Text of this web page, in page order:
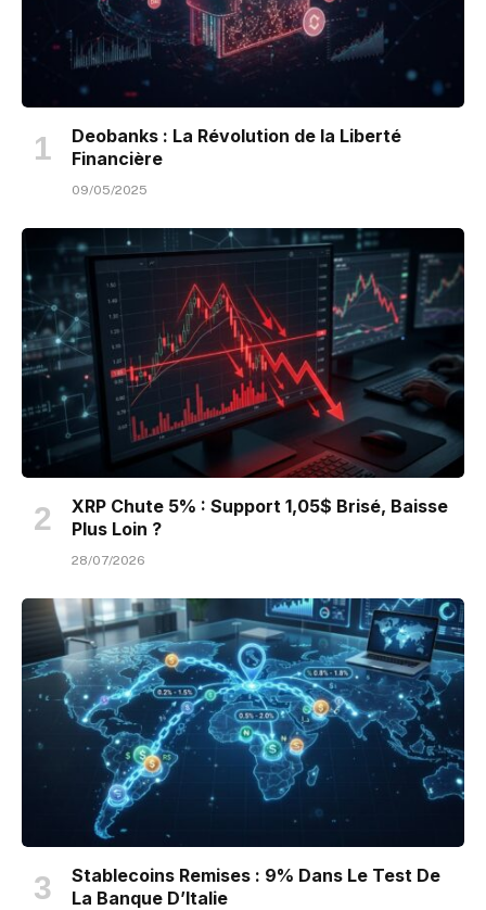
Deobanks : La Révolution de la Liberté
Financière
09/05/2025
XRP Chute 5% : Support 1,05$ Brisé, Baisse
Plus Loin ?
28/07/2026
Stablecoins Remises : 9% Dans Le Test De
La Banque D’Italie